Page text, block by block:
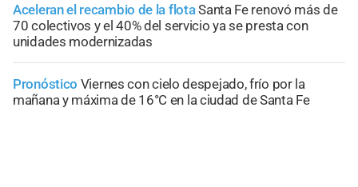
Aceleran el recambio de la flotaSanta Fe renovó más de
70 colectivos y el 40% del servicio ya se presta con
unidades modernizadas
Pronóstico Viernes con cielo despejado, frío por la
mañana y máxima de 16°C en la ciudad de Santa Fe